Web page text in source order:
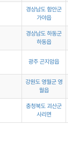
경상남도 함안군
가야읍
경상남도 하동군
하동읍
광주 곤지암읍
강원도 영월군 영
월읍
충청북도 괴산군
사리면